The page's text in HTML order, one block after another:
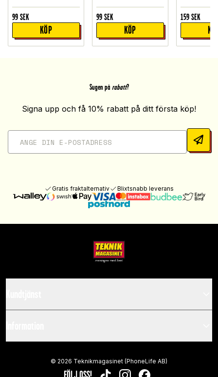
99 SEK
KÖP
99 SEK
KÖP
159 SEK
Sugen på rabatt?
Signa upp och få 10% rabatt på ditt första köp!
Gratis fraktalternativ Blixtsnabb leverans
© 2026 Teknikmagasinet (PhoneLife AB)